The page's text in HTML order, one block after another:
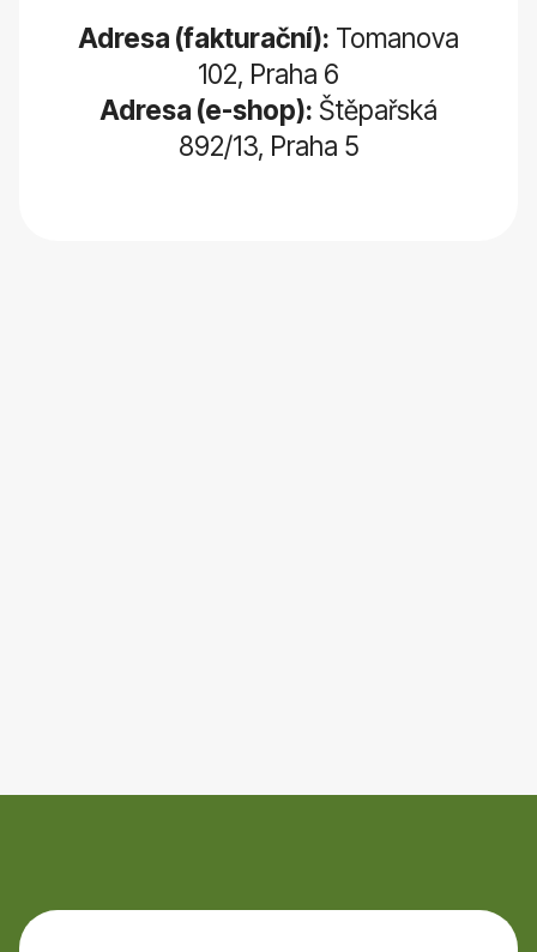
Adresa (fakturační): Tomanova
102, Praha 6
Adresa (e-shop): Štěpařská
892/13, Praha 5